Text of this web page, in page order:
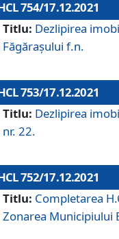
754/17.12.2021
Titlu: Dezlipirea
Făgărașului f.n.
753/17.12.2021
Titlu: Dezlipirea
nr. 22.
752/17.12.2021
Titlu: Completarea
Zonarea Municipiului